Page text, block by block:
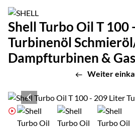
Shell Turbo Oil T 100
Turbinenöl
Dampfturbinen &
Weiter
Produktgalerie
Zur Kaufbox springen